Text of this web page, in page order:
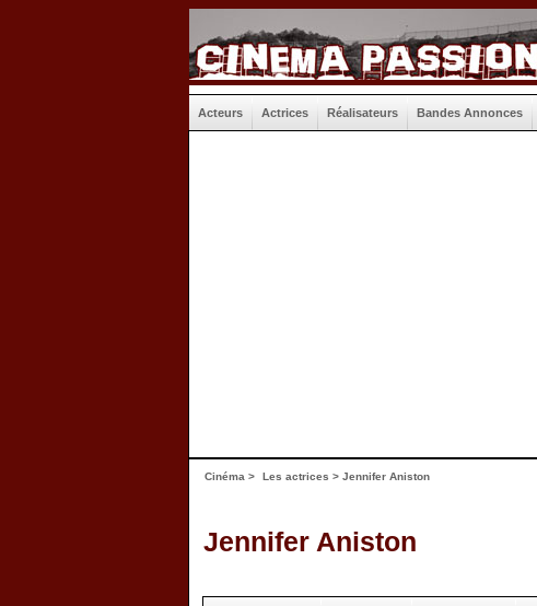
Acteurs Actrices Réalisateurs Bandes Annonces
Cinéma > Les actrices > Jennifer Aniston
Jennifer Aniston